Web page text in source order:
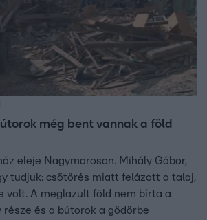
még bent vannak a föld
eleje Nagymaroson. Mihály Gábor,
tudjuk: csőtörés miatt felázott a talaj,
volt. A meglazult föld nem bírta a
és a bútorok a gödörbe